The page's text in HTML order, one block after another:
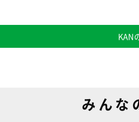
KAN
みんな